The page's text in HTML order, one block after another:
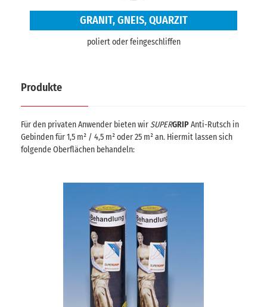
GRANIT, GNEIS, QUARZIT
poliert oder feingeschliffen
Produkte
Für den privaten Anwender bieten wir SUPERGRIPAnti-Rutsch in
Gebinden für 1,5 m² / 4,5 m² oder 25 m² an. Hiermit lassen sich
folgende Oberflächen behandeln: